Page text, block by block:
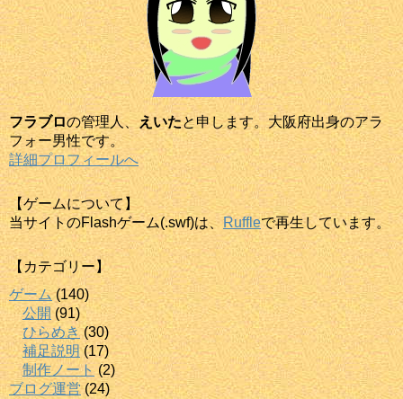
フラブロの管理人、えいたと申します。大阪府出身のアラ
フォー男性です。
詳細プロフィールへ
【ゲームについて】
当サイトのFlashゲーム(.swf)は、 Ruffleで再生しています。
【カテゴリー】
ゲーム(140)
公開(91)
ひらめき(30)
補足説明(17)
制作ノート (2)
ブログ運営(24)